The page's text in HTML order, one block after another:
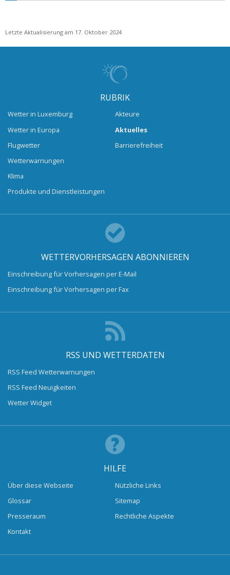
Letzte Aktualisierung am 17. Oktober 2024
RUBRIK
Wetter in Luxemburg
Wetter in Europa
Flugwetter
Wetterwarnungen
Klima
Produkte und Dienstleistungen
Akteure
Aktuelles
Barrierefreiheit
WETTERVORHERSAGEN ABONNIEREN
Einschreibung für Vorhersagen per E-Mail
Einschreibung für Vorhersagen per Fax
RSS UND WETTERDATEN
RSS Feed Wetterwarnungen
RSS Feed Neuigkeiten
Wetter Widget
HILFE
Über diese Webseite
Glossar
Presseraum
Kontakt
Nützliche Links
Sitemap
Rechtliche Aspekte